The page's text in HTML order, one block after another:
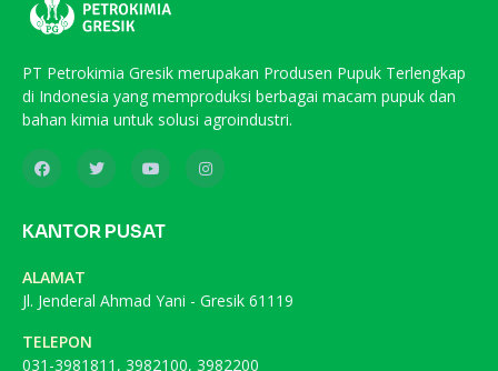
PT Petrokimia Gresik merupakan Produsen Pupuk Terlengkap
di Indonesia yang memproduksi berbagai macam pupuk dan
bahan kimia untuk solusi agroindustri.
KANTOR PUSAT
ALAMAT
Jl. Jenderal Ahmad Yani - Gresik 61119
TELEPON
031-3981811, 3982100, 3982200